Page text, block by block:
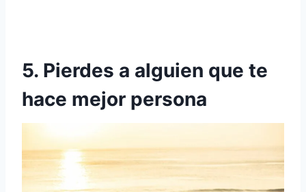
5. Pierdes a alguien que te
hace mejor persona